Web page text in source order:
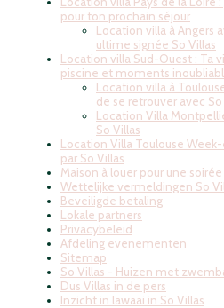
pour ton prochain séjour
Location villa à Angers
ultime signée So Villas
Location villa Sud-Ouest : Ta
piscine et moments
Location villa à
de se retrouver avec So
Location Villa
So Villas
Location Villa Toulouse
par So Villas
Maison à louer pour une soirée
Wettelijke vermeldingen So
Beveiligde betaling
Lokale partners
Privacybeleid
Afdeling evenementen
Sitemap
So Villas - Huizen met
Dus Villas in de pers
Inzicht in lawaai in So Villas